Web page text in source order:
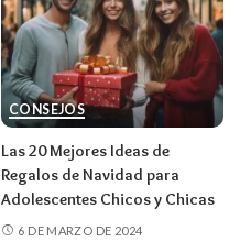
CONSEJOS
Las 20 Mejores Ideas de
Regalos de Navidad para
Adolescentes Chicos y Chicas
6 DE MARZO DE 2024